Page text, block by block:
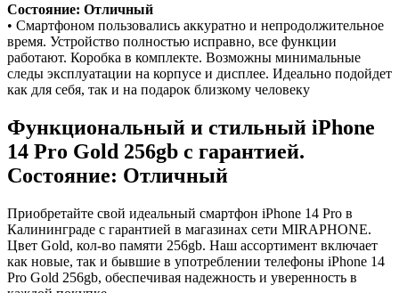
Состояние: Отличный
• Смартфоном пользовались аккуратно и непродолжительное
время. Устройство полностью исправно, все функции
работают. Коробка в комплекте. Возможны минимальные
следы эксплуатации на корпусе и дисплее. Идеально подойдет
как для себя, так и на подарок близкому человеку
Функциональный и стильный iPhone
14 Pro Gold 256gb с гарантией.
Состояние: Отличный
Приобретайте свой идеальный смартфон iPhone 14 Pro в
Калининграде с гарантией в магазинах сети MIRAPHONE.
Цвет Gold, кол-во памяти 256gb. Наш ассортимент включает
как новые, так и бывшие в употреблении телефоны iPhone 14
Pro Gold 256gb, обеспечивая надежность и уверенность в